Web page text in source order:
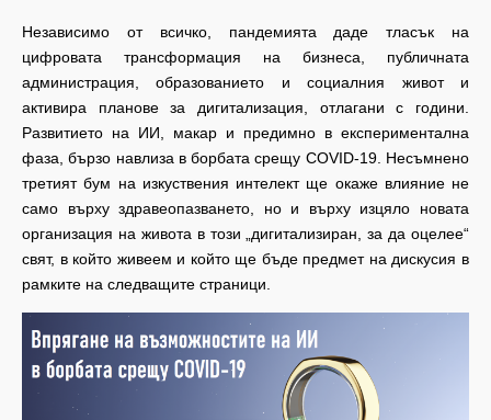
Независимо от всичко, пандемията даде тласък на
цифровата трансформация на бизнеса, публичната
администрация, образованието и социалния живот и
активира планове за дигитализация, отлагани с години.
Развитието на ИИ, макар и предимно в експериментална
фаза, бързо навлиза в борбата срещу COVID-19. Несъмнено
третият бум на изкуствения интелект ще окаже влияние не
само върху здравеопазването, но и върху изцяло новата
организация на живота в този „дигитализиран, за да оцелее“
свят, в който живеем и който ще бъде предмет на дискусия в
рамките на следващите страници.